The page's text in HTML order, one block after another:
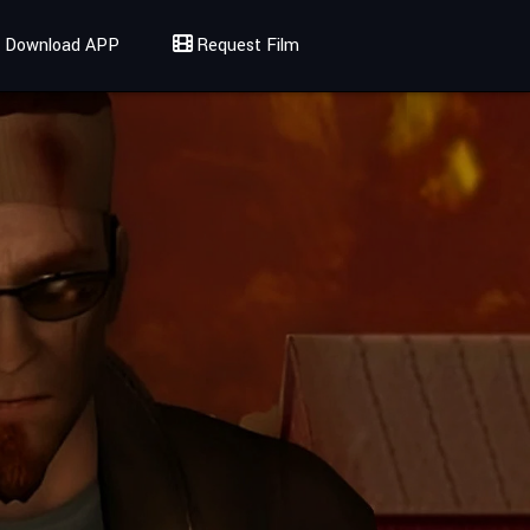
Download APP Request Film